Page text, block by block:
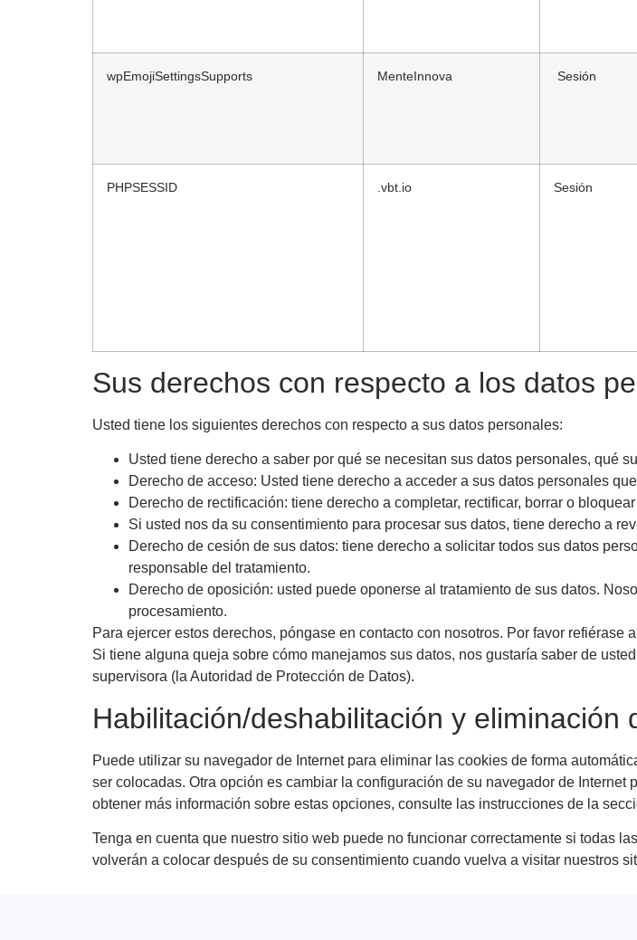
wpEmojiSettingsSupports MenteInnova Sesión
PHPSESSID .vbt.io Sesión
Sus derechos con respecto a los datos
Usted tiene los siguientes derechos con respecto a sus datos personales:
Usted tiene derecho a saber por qué se necesitan sus datos personales, qué
Derecho de acceso: Usted tiene derecho a acceder a sus datos personales
Derecho de rectificación: tiene derecho a completar, rectificar, borrar o
Si usted nos da su consentimiento para procesar sus datos, tiene derecho a
Derecho de cesión de sus datos: tiene derecho a solicitar todos sus datos
responsable del tratamiento.
Derecho de oposición: usted puede oponerse al tratamiento de sus datos.
procesamiento.
Para ejercer estos derechos, póngase en contacto con nosotros. Por favor
Si tiene alguna queja sobre cómo manejamos sus datos, nos gustaría saber de
supervisora (la Autoridad de Protección de Datos).
Habilitación/deshabilitación y eliminación
Puede utilizar su navegador de Internet para eliminar las cookies de forma
ser colocadas. Otra opción es cambiar la configuración de su navegador de
obtener más información sobre estas opciones, consulte las instrucciones de la
Tenga en cuenta que nuestro sitio web puede no funcionar correctamente si todas
volverán a colocar después de su consentimiento cuando vuelva a visitar nuestros